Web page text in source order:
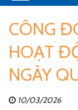
CÔNG
HOẠT
NGÀY
10/03/2026